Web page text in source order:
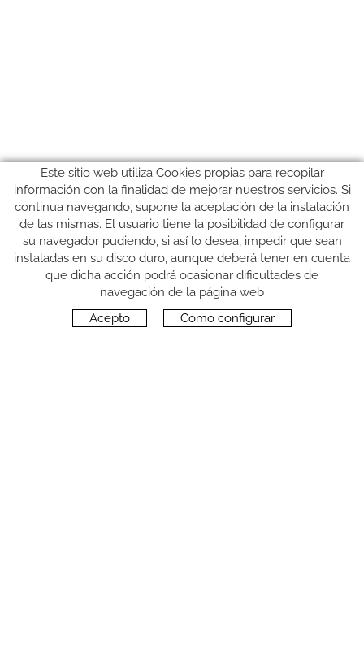
SÍGUENOS
Este sitio web utiliza Cookies propias para recopilar
información con la finalidad de mejorar nuestros servicios. Si
continua navegando, supone la aceptación de la instalación
de las mismas. El usuario tiene la posibilidad de configurar
su navegador pudiendo, si así lo desea, impedir que sean
instaladas en su disco duro, aunque deberá tener en cuenta
que dicha acción podrá ocasionar dificultades de
navegación de la página web
Acepto
Como configurar